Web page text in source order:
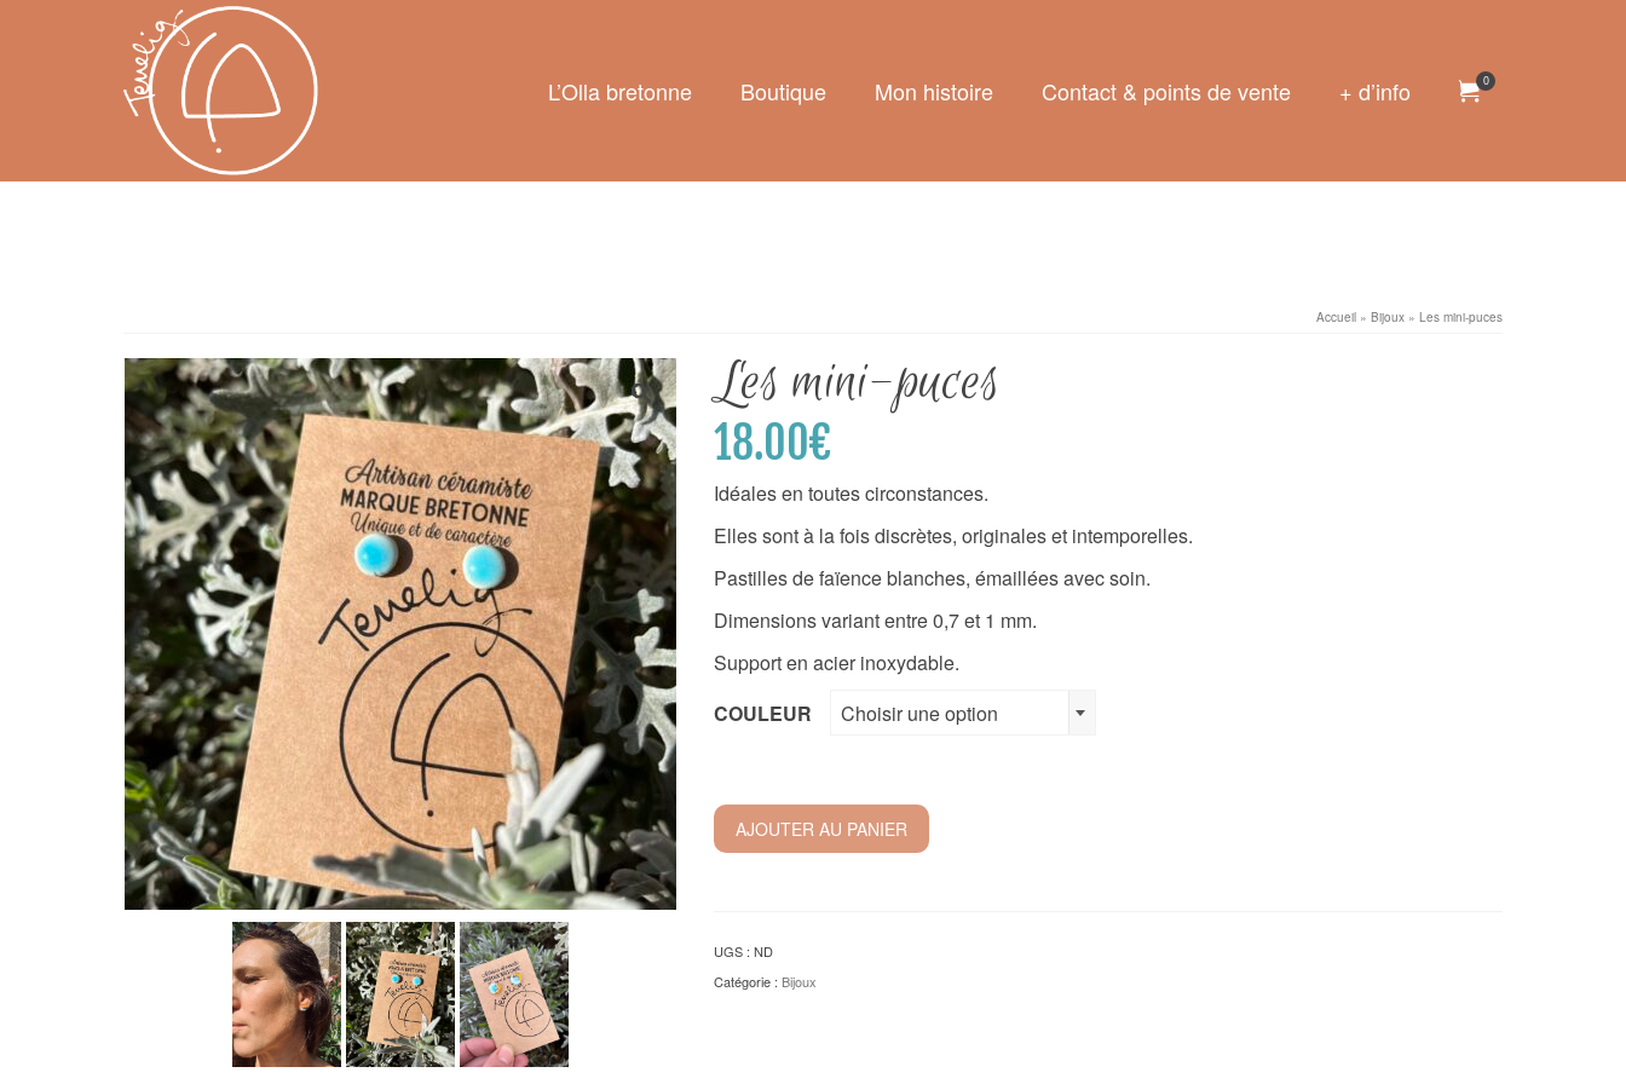
L’Olla bretonne Boutique Mon histoire Contact & points de vente + d’info 0
Accueil » Bijoux » Les mini-puces
Les mini-puces
18.00€
Idéales en toutes circonstances.
Elles sont à la fois discrètes, originales et intemporelles.
Pastilles de faïence blanches, émaillées avec soin.
Dimensions variant entre 0,7 et 1 mm.
Support en acier inoxydable.
COULEUR
Choisir une option
AJOUTER AU PANIER
UGS : ND
Catégorie : Bijoux